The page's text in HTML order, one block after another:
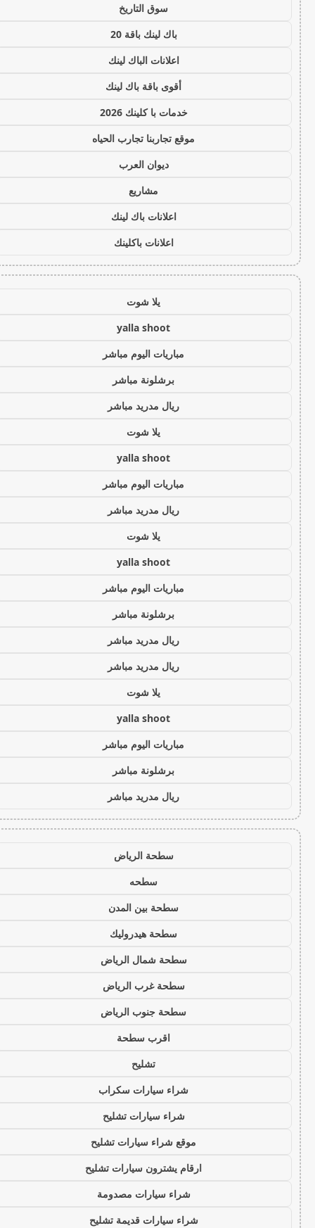
سوق التاريخ
باك لينك باقة 20
اعلانات الباك لينك
أقوى باقة باك لينك
خدمات با كلينك 2026
موقع تجاربنا تجارب الحياه
ديوان العرب
مشاريع
اعلانات باك لينك
اعلانات باكلينك
يلا شوت
yalla shoot
مباريات اليوم مباشر
برشلونة مباشر
ريال مدريد مباشر
يلا شوت
yalla shoot
مباريات اليوم مباشر
ريال مدريد مباشر
يلا شوت
yalla shoot
مباريات اليوم مباشر
برشلونة مباشر
ريال مدريد مباشر
ريال مدريد مباشر
يلا شوت
yalla shoot
مباريات اليوم مباشر
برشلونة مباشر
ريال مدريد مباشر
سطحة الرياض
سطحه
سطحة بين المدن
سطحة هيدروليك
سطحة شمال الرياض
سطحة غرب الرياض
سطحة جنوب الرياض
اقرب سطحة
تشليح
شراء سيارات سكراب
شراء سيارات تشليح
موقع شراء سيارات تشليح
ارقام يشترون سيارات تشليح
شراء سيارات مصدومة
شراء سيارات قديمة تشليح